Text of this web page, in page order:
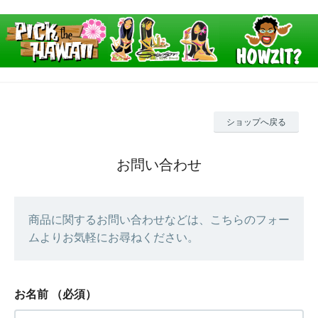
ショップへ戻る
お問い合わせ
商品に関するお問い合わせなどは、こちらのフォー
ムよりお気軽にお尋ねください。
お名前 （必須）